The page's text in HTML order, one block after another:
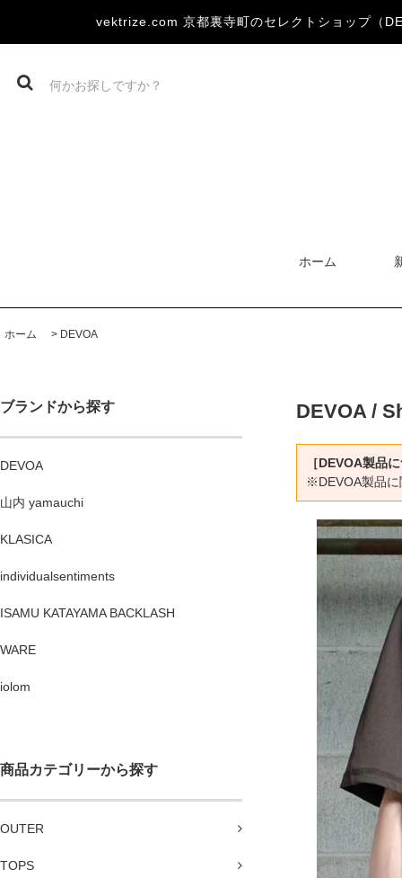
vektrize.com 京都裏寺町のセレクトショップ（
ホーム
ホーム > DEVOA
ブランドから探す
DEVOA
山内 yamauchi
KLASICA
individualsentiments
ISAMU KATAYAMA BACKLASH
WARE
iolom
商品カテゴリーから探す
OUTER
TOPS
DEVOA /
［DEVOA製品
※DEVOA製品に